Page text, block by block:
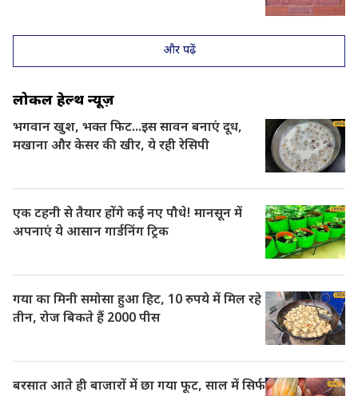
और पढ़ें
लोकल हेल्थ न्यूज़
भगवान खुश, भक्त फिट...इस सावन बनाएं दूध,
मखाना और केसर की खीर, ये रही रेसिपी
एक टहनी से तैयार होंगे कई नए पौधे! मानसून में
अपनाएं ये आसान गार्डनिंग ट्रिक
गया का मिनी समोसा हुआ हिट, 10 रुपये में मिल रहे
तीन, रोज बिकते हैं 2000 पीस
बरसात आते ही बाजारों में छा गया फूट, साल में सिर्फ